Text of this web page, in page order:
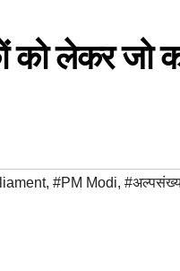
को लेकर जो
, #PM Modi,